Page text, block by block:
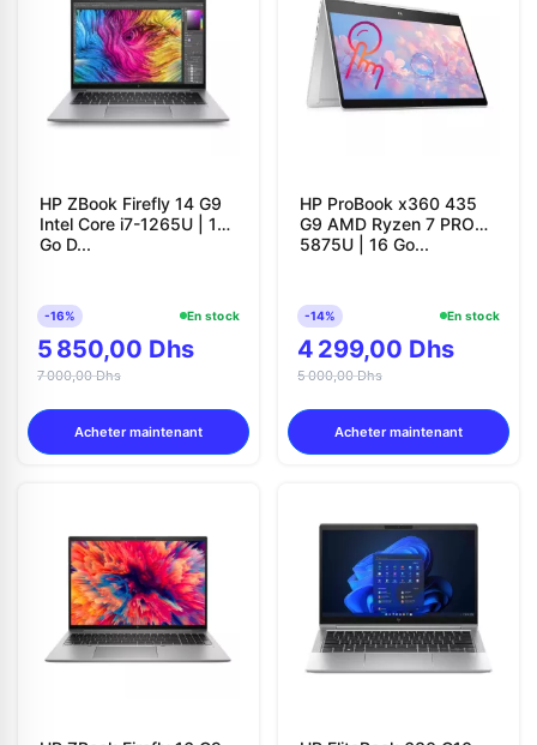
HP ZBook Firefly 14 G9
Intel Core i7-1265U | 16
Go D...
-16% En stock
5 850,00 Dhs
7 000,00 Dhs
Acheter maintenant
HP ProBook x360 435
G9 AMD Ryzen 7 PRO
5875U | 16 Go...
-14% En stock
4 299,00 Dhs
5 000,00 Dhs
Acheter maintenant